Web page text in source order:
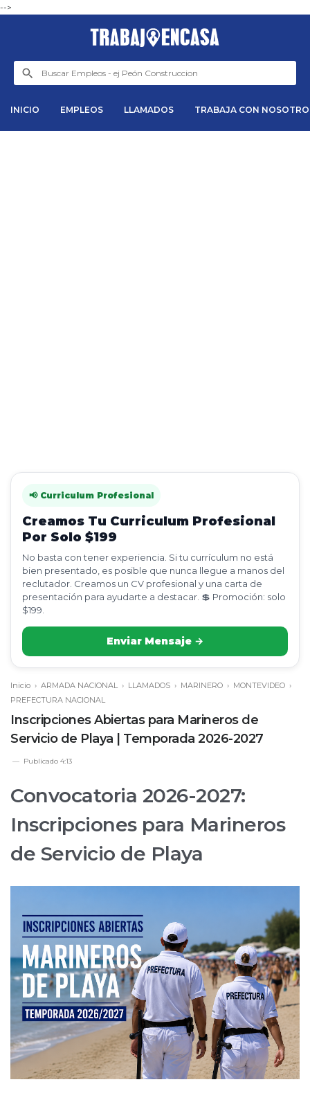
-->
INICIO EMPLEOS LLAMADOS TRABAJA CON
📢 Curriculum Profesional
Creamos Tu Curriculum Profesional
Por Solo $199
No basta con tener experiencia. Si tu currículum no está
bien presentado, es posible que nunca llegue a manos del
reclutador. Creamos un CV profesional y una carta de
presentación para ayudarte a destacar. 💲 Promoción: solo
$199.
Enviar Mensaje →
Inicio › ARMADA NACIONAL › LLAMADOS › MARINERO › MONTEVIDEO ›
PREFECTURA NACIONAL
Inscripciones Abiertas para Marineros de
Servicio de Playa | Temporada 2026-2027
Publicado 4:13
Convocatoria 2026-2027:
Inscripciones para Marineros
de Servicio de Playa